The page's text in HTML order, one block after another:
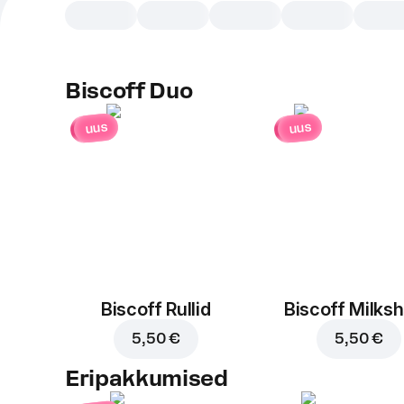
Biscoff Duo
uus
Biscoff Rullid
5,50 €
uus
Biscoff
5,50 €
Eripakkumised